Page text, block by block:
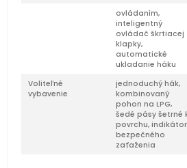
ovládaním,
inteligentný
ovládač škrtiacej
klapky,
automatické
ukladanie háku
Voliteľné
vybavenie
jednoduchý hák,
kombinovaný
pohon na LPG,
šedé pásy šetrné
povrchu, indikátor
bezpečného
zaťaženia